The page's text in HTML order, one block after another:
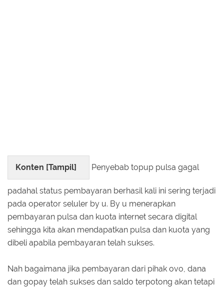
Konten [Tampil] Penyebab topup pulsa gagal
padahal status pembayaran berhasil kali ini sering terjadi
pada operator seluler by u. By u menerapkan
pembayaran pulsa dan kuota internet secara digital
sehingga kita akan mendapatkan pulsa dan kuota yang
dibeli apabila pembayaran telah sukses.
Nah bagaimana jika pembayaran dari pihak ovo, dana
dan gopay telah sukses dan saldo terpotong akan tetapi